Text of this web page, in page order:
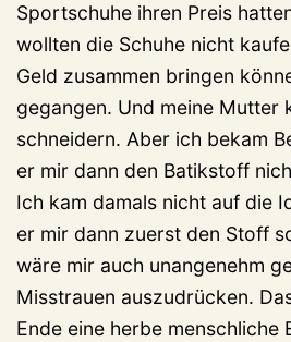
Sportschuhe ihren Preis
wollten die Schuhe nicht
Geld zusammen bringen
gegangen. Und meine Mutter
schneidern. Aber ich bekam
er mir dann den Batikstoff
Ich kam damals nicht auf die
er mir dann zuerst den Stoff
wäre mir auch unangenehm
Misstrauen auszudrücken.
Ende eine herbe menschliche